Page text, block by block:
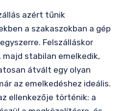
azért tűnik
a szakaszokban a gép
Felszálláskor
stabilan emelkedik,
átvált egy olyan
az emelkedéshez ideális.
ellenkezője történik: a